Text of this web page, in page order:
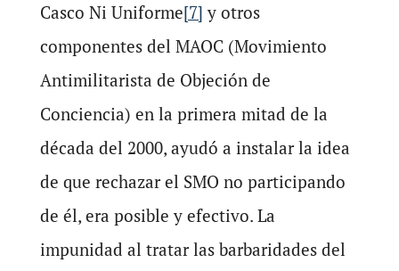
Casco Ni Uniforme[7] y otros
componentes del MAOC (Movimiento
Antimilitarista de Objeción de
Conciencia) en la primera mitad de la
década del 2000, ayudó a instalar la idea
de que rechazar el SMO no participando
de él, era posible y efectivo. La
impunidad al tratar las barbaridades del